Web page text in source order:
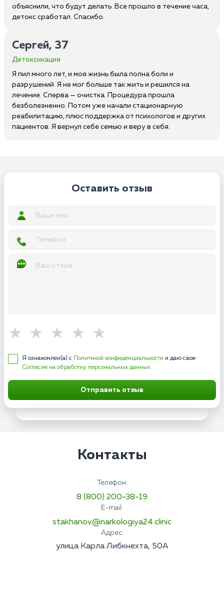
объяснили, что будут делать. Все прошло в течение часа,
детокс сработал. Спасибо.
Сергей, 37
Детоксикация
Я пил много лет, и моя жизнь была полна боли и
разрушений. Я не мог больше так жить и решился на
лечение. Сперва — очистка. Процедура прошла
безболезненно. Потом уже начали стационарную
реабилитацию, плюс поддержка от психологов и других
пациентов. Я вернул себе семью и веру в себя.
Оставить отзыв
Я ознакомлен(а) с Политикой конфиденциальности и даю свое
Согласие на обработку персональных данных
Отправить отзыв
Контакты
Телефон:
8 (800) 200-38-19
E-mail:
stakhanov@narkologiya24.clinic
Адрес:
улица Карла Либкнехта, 50А